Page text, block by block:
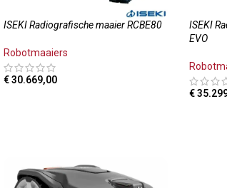
ISEKI Radiografische maaier RCBE80
Robotmaaiers
€30.669,00
ISEKI
EVO
€